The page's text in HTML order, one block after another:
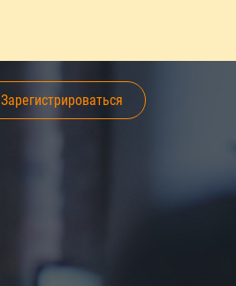
Зарегистрироваться